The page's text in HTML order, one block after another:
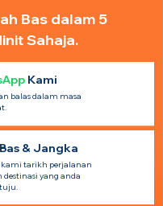
Bas dalam 5
Sahaja.
Kami
balas dalam masa
& Jangka
kami tarikh perjalanan
destinasi yang anda